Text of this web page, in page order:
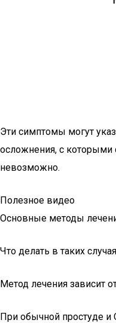
Эти симптомы могут
осложнения, с которыми
невозможно.
Полезное видео
Основные методы
Что делать в таких
Метод лечения зависит
При обычной простуде